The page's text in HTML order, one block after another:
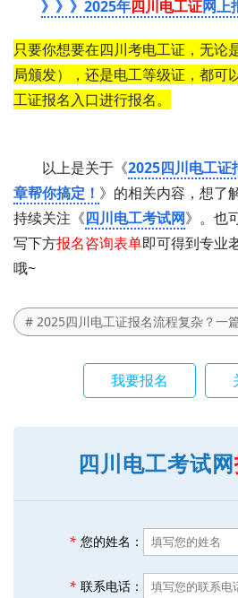
》》》2025年四川电工证网上
只要你想要在四川考电工证，无论
局颁发），还是电工等级证，都可
工证报名入口进行报名。
以上是关于《2025四川电工证
章帮你搞定！ 》的相关内容，想了
持续关注《四川电工考试网》。也
写下方报名咨询表单即可得到专业
哦~
# 2025四川电工证报名流程复杂？一
我要报名
四川电工考试网
* 您的姓名：
* 联系电话：